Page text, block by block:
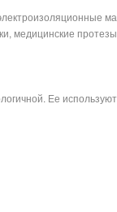
медицинские
Ее